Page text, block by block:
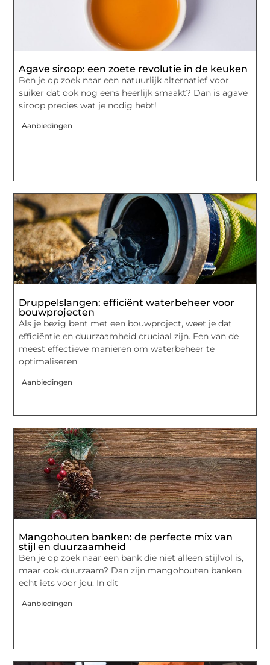
Agave siroop: een zoete revolutie in de keuken
Ben je op zoek naar een natuurlijk alternatief voor
suiker dat ook nog eens heerlijk smaakt? Dan is agave
siroop precies wat je nodig hebt!
Aanbiedingen
Druppelslangen: efficiënt waterbeheer voor
bouwprojecten
Als je bezig bent met een bouwproject, weet je dat
efficiëntie en duurzaamheid cruciaal zijn. Een van de
meest effectieve manieren om waterbeheer te
optimaliseren
Aanbiedingen
Mangohouten banken: de perfecte mix van
stijl en duurzaamheid
Ben je op zoek naar een bank die niet alleen stijlvol is,
maar ook duurzaam? Dan zijn mangohouten banken
echt iets voor jou. In dit
Aanbiedingen